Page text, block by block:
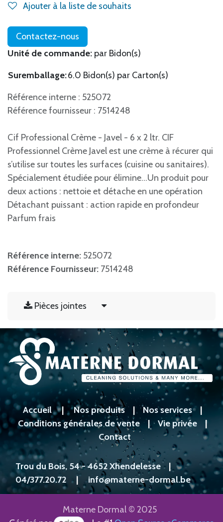
Ajouter à la liste de souhaits
Contactez-nous
Unité de commande: par Bidon(s)
Suremballage:6.0 Bidon(s) par Carton(s)
Référence interne : 525072
Référence fournisseur : 7514248
Cif Professional Crème - Javel - 6 x 2 ltr. CIF
Professionnel Crème Javel est une crème à récurer qui
s’utilise sur toutes les surfaces (cuisine ou sanitaires).
Spécialement étudiée pour élimine...Un produit pour
deux actions : nettoie et détache en une opération
Détachant puissant : action rapide en profondeur
Parfum frais
Référence interne: 525072
Référence Fournisseur: 7514248
Pièces jointes
Accueil|Nos produits|Nos services|
Conditions générales de vente | Vie privée |
Contact
Trou du Bois, 54 - 4652 Xhendelesse|
04/377.20.72 |info@materne-dormal.be
Materne Dormal © 2025